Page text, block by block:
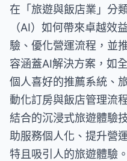
在「旅遊與飯店業」分
（AI）如何帶來卓越效
驗、優化營運流程，並
容涵蓋AI解決方案，如
個人喜好的推薦系統、
動化訂房與飯店管理流
結合的沉浸式旅遊體驗
助服務個人化、提升營
特且吸引人的旅遊體驗。